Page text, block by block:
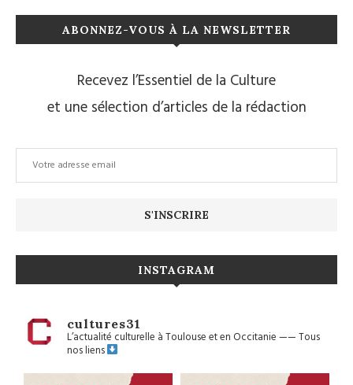
ABONNEZ-VOUS À LA NEWSLETTER
Recevez l’Essentiel de la Culture
et une sélection d’articles de la rédaction
INSTAGRAM
cultures31
L’actualité culturelle à Toulouse et en Occitanie——Tous
nos liens